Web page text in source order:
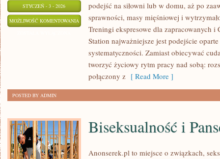
STYCZEŃ - 3 - 2026
MOŻLIWOŚĆ KOMENTOWANIA DIETA
WYSOKOBIAŁKOWA
podejść na siłowni lub w domu, aż po
sprawności, masy mięśniowej i
Treningi ekspresowe dla zapracowanych
Station najważniejsze jest podejście
systematyczności. Zamiast obiecywać
tworzyć życiowy rytm pracy nad sobą:
połączony z [ Read More ]
POSTED BY ADMIN
Biseksualność i
Anonserek.pl to miejsce o związkach,